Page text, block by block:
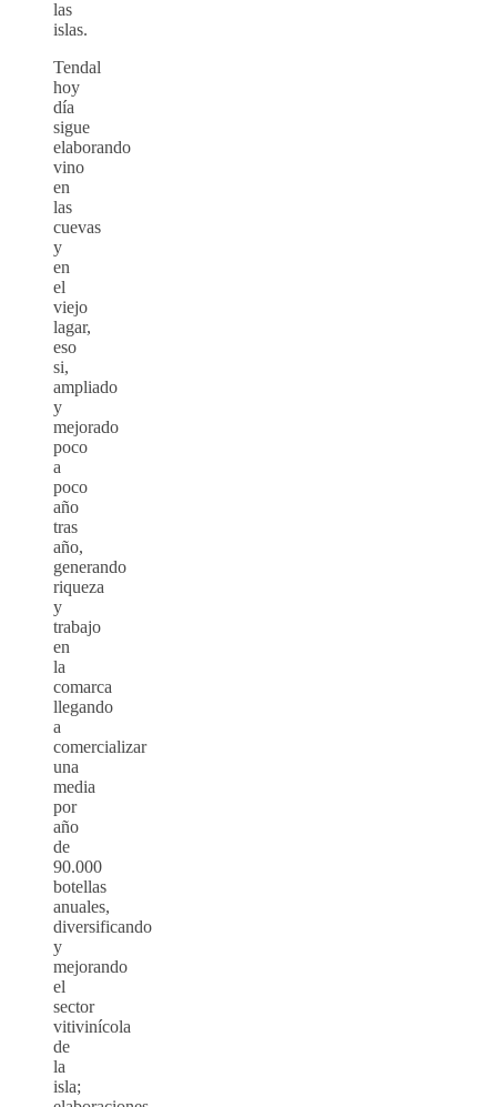
las
islas.
Tendal
hoy
día
sigue
elaborando
vino
en
las
cuevas
y
en
el
viejo
lagar,
eso
si,
ampliado
y
mejorado
poco
a
poco
año
tras
año,
generando
riqueza
y
trabajo
en
la
comarca
llegando
a
comercializar
una
media
por
año
de
90.000
botellas
anuales,
diversificando
y
mejorando
el
sector
vitivinícola
de
la
isla;